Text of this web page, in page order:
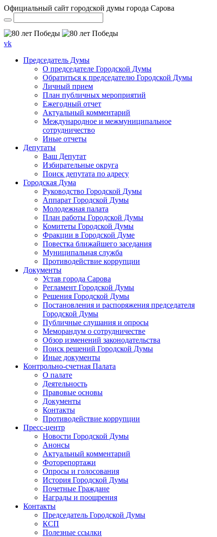
Официальный сайт городской думы города Сарова
vk
Председатель Думы
О председателе Городской Думы
Обратиться к председателю Городской Думы
Личный прием
План публичных мероприятий
Ежегодный отчет
Актуальный комментарий
Международное и межмуниципальное
сотрудничество
Иные отчеты
Депутаты
Ваш Депутат
Избирательные округа
Поиск депутата по адресу
Городская Дума
Руководство Городской Думы
Аппарат Городской Думы
Молодежная палата
План работы Городской Думы
Комитеты Городской Думы
Фракции в Городской Думе
Повестка ближайшего заседания
Муниципальная служба
Противодействие коррупции
Документы
Устав города Сарова
Регламент Городской Думы
Решения Городской Думы
Постановления и распоряжения председателя
Городской Думы
Публичные слушания и опросы
Меморандум о сотрудничестве
Обзор изменений законодательства
Поиск решений Городской Думы
Иные документы
Контрольно-счетная Палата
О палате
Деятельность
Правовые основы
Документы
Контакты
Противодействие коррупции
Пресс-центр
Новости Городской Думы
Анонсы
Актуальный комментарий
Фоторепортажи
Опросы и голосования
История Городской Думы
Почетные Граждане
Награды и поощрения
Контакты
Председатель Городской Думы
КСП
Полезные ссылки